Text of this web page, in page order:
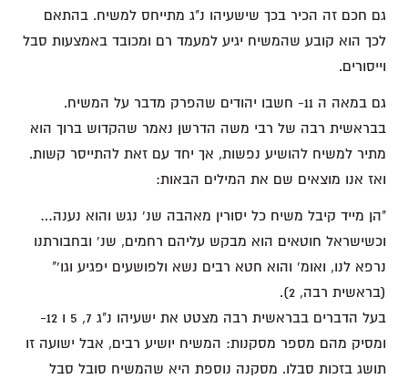
גם חכם זה הכיר בכך שישעיהו נ"ג מתייחס למשיח. בהתאם
לכך הוא קובע שהמשיח יגיע למעמד רם ומכובד באמצעות סבל
וייסורים.
גם במאה ה 11- חשבו יהודים שהפרק מדבר על המשיח.
בבראשית רבה של רבי משה הדרשן נאמר שהקדוש ברוך הוא
מתיר למשיח להושיע נפשות, אך יחד עם זאת להתייסר קשות.
ואז אנו מוצאים שם את המילים הבאות:
"הן מייד קיבל משיח כל יסורין מאהבה שנ' נגש והוא נענה…
וכשישראל חוטאים הוא מבקש עליהם רחמים, שנ' ובחבורתנו
נרפא לנו, ואומ' והוא חטא רבים נשא ולפושעים יפגיע וגו'"
(בראשית רבה, 2).
בעל הדברים בבראשית רבה מצטט את ישעיהו נ"ג 7, 5 ו 12-
ומסיק מהם מספר מסקנות: המשיח יושיע רבים, אבל ישועה זו
תושג בזכות סבלו. מסקנה נוספת היא שהמשיח סובל סבל